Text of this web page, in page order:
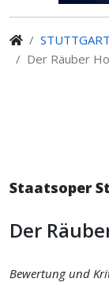
STUTTGART
Der Räuber
Staatsoper
Der
Bewertung und